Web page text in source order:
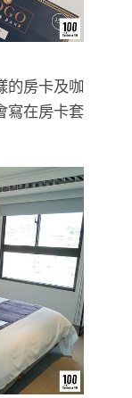
的房卡及咖
寫在房卡套